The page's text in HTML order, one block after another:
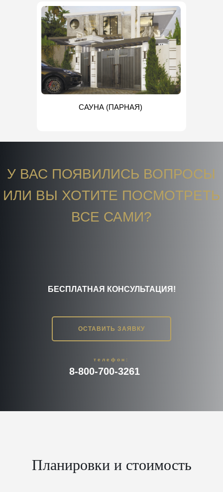
САУНА (ПАРНАЯ)
8-800-700-3261
телефон:
У ВАС ПОЯВИЛИСЬ ВОПРОСЫ
ИЛИ ВЫ ХОТИТЕ ПОСМОТРЕТЬ
ВСЕ САМИ?
БЕСПЛАТНАЯ КОНСУЛЬТАЦИЯ!
ОСТАВИТЬ ЗАЯВКУ
Планировки и стоимость